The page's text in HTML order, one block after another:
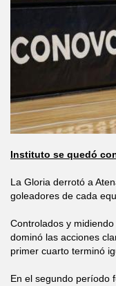
Instituto se quedó
La Gloria derrotó a
goleadores de cada
Controlados y
dominó las acciones
primer cuarto terminó
En el segundo período